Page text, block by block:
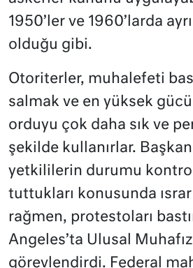
1950’ler ve 1960’larda
olduğu gibi.
Otoriterler, muhalefeti
salmak ve en yüksek
orduyu çok daha sık ve
şekilde kullanırlar.
yetkililerin durumu
tuttukları konusunda
rağmen, protestoları
Angeles’ta Ulusal
görevlendirdi. Federal